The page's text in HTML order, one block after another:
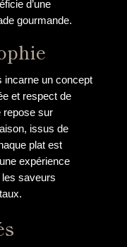
d’une
gourmande.
incarne un concept
et respect de
repose sur
issus de
plat est
expérience
saveurs